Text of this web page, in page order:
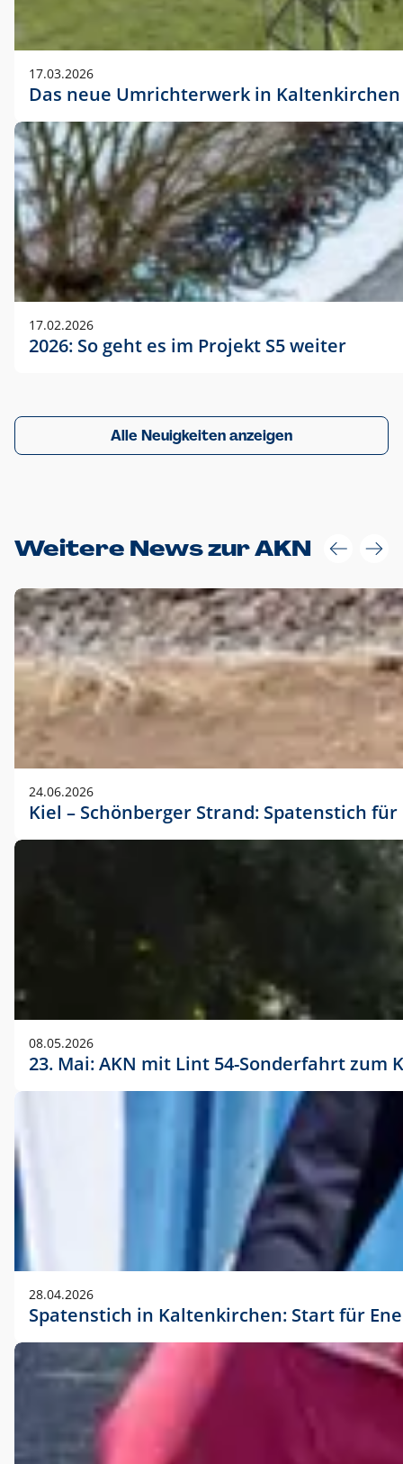
17.03.2026
Das neue Umrichterwerk in Kaltenkirchen
17.02.2026
2026: So geht es im Projekt S5 weiter
Alle Neuigkeiten anzeigen
Weitere News zur AKN
24.06.2026
Kiel – Schönberger Strand: Spatenstich
08.05.2026
23. Mai: AKN mit Lint 54-Sonderfahrt
28.04.2026
Spatenstich in Kaltenkirchen: Start für